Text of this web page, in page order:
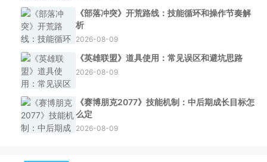
《部落冲突》开荒路线：技能循环和操作节奏解
析
2026-08-09
《英雄联盟》道具使用：常见误区和避坑思路
2026-08-09
《赛博朋克2077》技能机制：中后期成长目标怎
么定
2026-08-09